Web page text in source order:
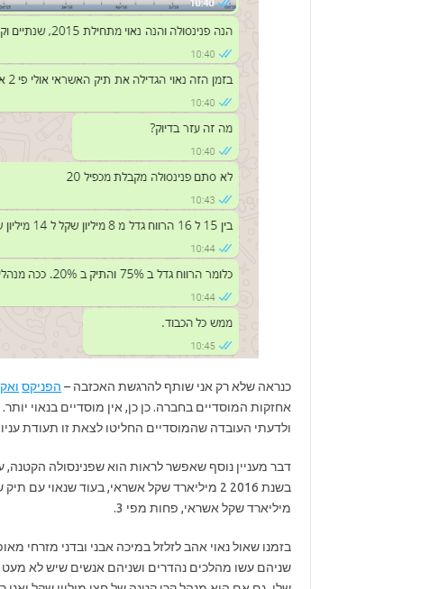
כנראה שלא רק אני שותף להרגשת האכזבה – הפניקס
אחזקות המוסדיים בחברה. כן כן, אין מוסדיים בנאוי
ולדעתי העובדה שהמוסדיים החליטו לצאת זו תעודת
מיליארד שקל אשראי, פחות מפי 3.
בזמנו שאול נאוי אהב לזלזל במיכה אבני ובדני מזרחי
שניהם עשו מהלכים נהדרים ושניהם אנשים שיש לא מעט